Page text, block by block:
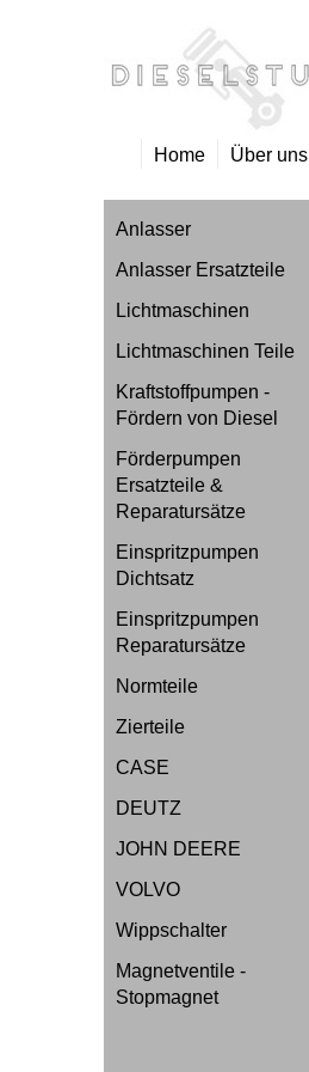
Home Über uns
Anlasser
Anlasser Ersatzteile
Lichtmaschinen
Lichtmaschinen Teile
Kraftstoffpumpen -
Fördern von Diesel
Förderpumpen
Ersatzteile &
Reparatursätze
Einspritzpumpen
Dichtsatz
Einspritzpumpen
Reparatursätze
Normteile
Zierteile
CASE
DEUTZ
JOHN DEERE
VOLVO
Wippschalter
Magnetventile -
Stopmagnet